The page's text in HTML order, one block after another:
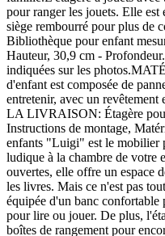
pour ranger les jouets. Elle est
siège rembourré pour plus
Bibliothèque pour enfant
Hauteur, 30,9 cm -
indiquées sur les
d'enfant est composée de
entretenir, avec un
LA LIVRAISON: Étagère
Instructions de montage,
enfants "Luigi" est le mobilier
ludique à la chambre de votre
ouvertes, elle offre un espace
les livres. Mais ce n'est pas
équipée d'un banc confortable
pour lire ou jouer. De plus,
boîtes de rangement pour